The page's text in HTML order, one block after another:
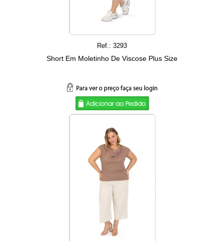
Ref.: 3293
Short Em Moletinho De Viscose Plus Size